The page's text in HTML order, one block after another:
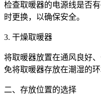
检查取暖器的电源线是否
时更换，以确保安全。
3. 干燥取暖器
将取暖器放置在通风良好
免将取暖器存放在潮湿的
二、存放位置的选择